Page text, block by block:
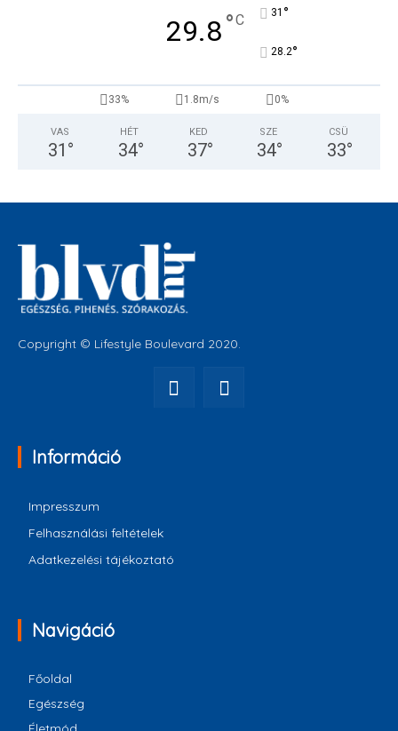
29.8°C 31 °
28.2°
33% 1.8m/s 0%
VAS
31 °
HÉT
34°
KED
37°
SZE
34°
CSÜ
33°
Copyright © Lifestyle Boulevard 2020.
Információ
Impresszum
Felhasználási feltételek
Adatkezelési tájékoztató
Navigáció
Főoldal
Egészség